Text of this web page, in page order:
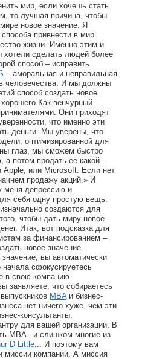
мир, если хочешь стать
то лучшая причина, чтобы
новое значение. Я
привнести в мир
жизни. Именно этим и
хотели сделать людей более
способ – исправить
– аморальная и неправильная
человечества. И мы должны
способ создать новое
хорошего.Как венчурный
Они приходят
что именно эти
деньги. Мы уверены, что
оптимизированной для
глаз, мы сможем быстро
а потом продать ее какой-
Apple, или Microsoft. Если нет
продажу акций.» И
меня депрессию и
себя одну простую вещь:
создаются для
чтобы дать миру новое
Итак, вот подсказка для
за финансированием –
новое значение.
вы автоматически
сфокусируетесь
в свою компанию
заявляете, что собираетесь
MBA и бизнес-
нет ничего хуже, чем эти
консультанты.
для вашей организации. В
MBA - и слишком многие из
D Little ... И поэтому вам
миссии компании. А миссия